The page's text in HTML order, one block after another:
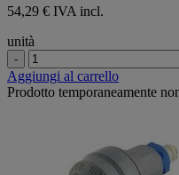
54,29 € IVA incl.
unità
-
Aggiungi al carrello
Prodotto temporaneamente